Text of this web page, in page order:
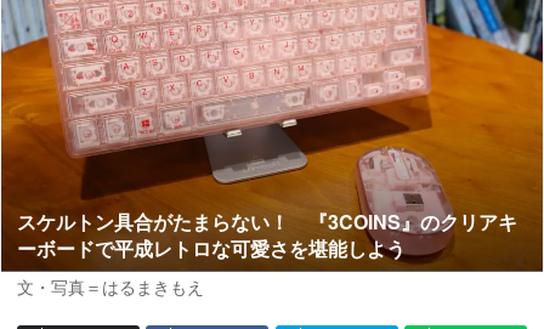
スケルトン具合がたまらない！ 『3COINS』のクリアキ
ーボードで平成レトロな可愛さを堪能しよう
文・写真＝はるまきもえ